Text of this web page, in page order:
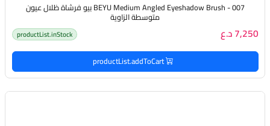
BEYU Medium Angled Eyeshadow Brush - 007 بيو فرشاة ظلال عيون
متوسطة الزاوية
7,250 د.ع productList.inStock
productList.addToCart